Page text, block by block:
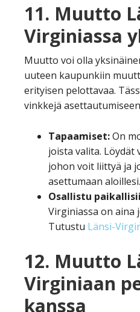
11. Muutto
Virginiassa
Muutto voi olla
uuteen kaupunkiin
erityisen pelottavaa.
vinkkejä
Tapaamiset:On
joista valita. Löydät
johon voit liittyä ja
asettumaan aloillesi.
Osallistu
Virginiassa on aina
Tutustu Länsi-
12. Muutto
Virginiaan
kanssa